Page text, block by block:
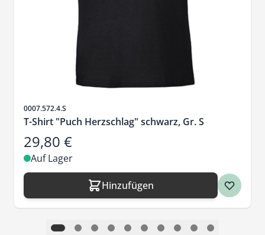
Artikelnr.
0007.572.4.S
T-Shirt "Puch Herzschlag" schwarz, Gr. S
29,80 €
Auf Lager
Hinzufügen